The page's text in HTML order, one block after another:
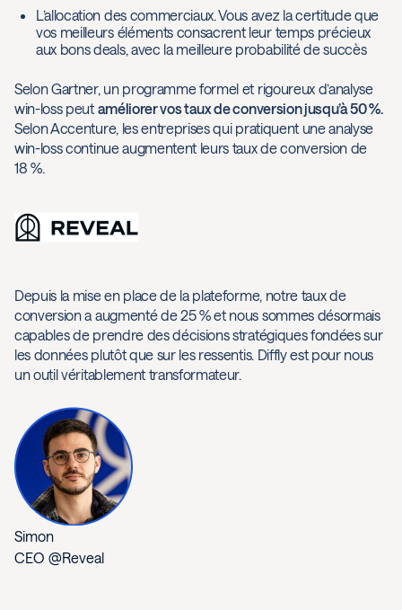
L’allocation des commerciaux. Vous avez la certitude que
vos meilleurs éléments consacrent leur temps précieux
aux bons deals, avec la meilleure probabilité de succès
Selon Gartner, un programme formel et rigoureux d’analyse
win-loss peut améliorer vos taux de conversion jusqu’à 50 %.
Selon Accenture, les entreprises qui pratiquent une analyse
win-loss continue augmentent leurs taux de conversion de
18 %.
Depuis la mise en place de la plateforme, notre taux de
conversion a augmenté de 25 % et nous sommes désormais
capables de prendre des décisions stratégiques fondées sur
les données plutôt que sur les ressentis. Diffly est pour nous
un outil véritablement transformateur.
Simon
CEO @Reveal